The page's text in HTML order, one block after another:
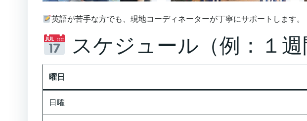
英語が苦手な方でも、現地コーディネーターが丁寧にサポートします。
スケジュール（例：１週
曜日
日曜